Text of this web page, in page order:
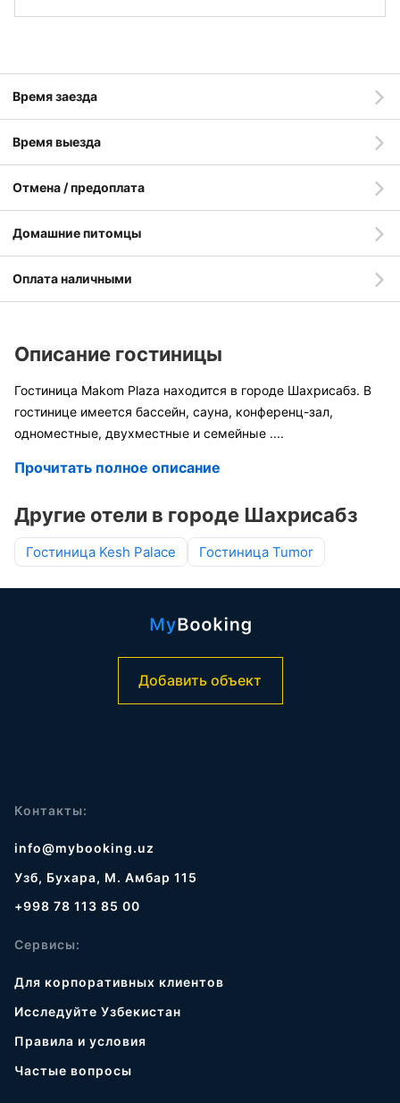
Время заезда
Время выезда
Отмена / предоплата
Домашние питомцы
Оплата наличными
Описание гостиницы
Гостиница Makom Plaza находится в городе Шахрисабз. В
гостинице имеется бассейн, сауна, конференц-зал,
одноместные, двухместные и семейные ....
Прочитать полное описание
Другие отели в городе Шахрисабз
Гостиница Kesh Palace Гостиница Tumor
Добавить объект
Контакты:
info@mybooking.uz
Узб, Бухара, М. Амбар 115
+998 78 113 85 00
Сервисы:
Для корпоративных клиентов
Исследуйте Узбекистан
Правила и условия
Частые вопросы